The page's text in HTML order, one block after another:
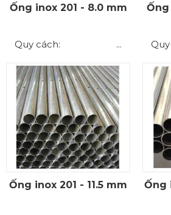
Ống inox 201 - 8.0 mm
Quy cách: ...
Ống
Ống inox 201 - 11.5 mm Ống